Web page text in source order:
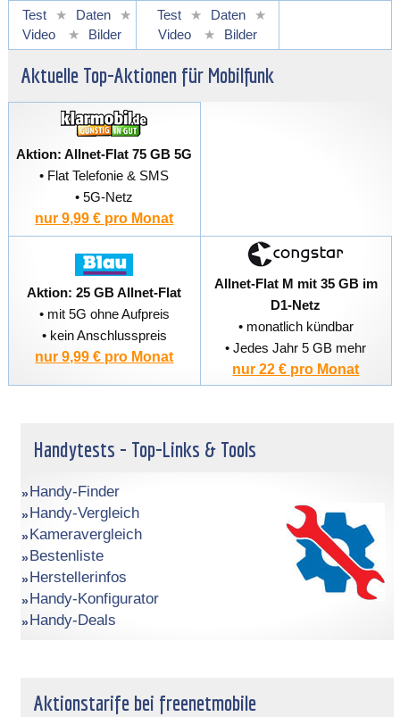
Test ★ Daten
★
Video
★ Bilder
Test ★ Daten
★
Video
★ Bilder
Aktuelle Top-Aktionen für Mobilfunk
Aktion: Allnet-Flat 75 GB 5G
• Flat Telefonie & SMS
• 5G-Netz
nur 9,99 € pro Monat
Aktion: 25 GB Allnet-Flat
• mit 5G ohne Aufpreis
• kein Anschlusspreis
nur 9,99 € pro Monat
Allnet-Flat M mit 35 GB im
D1-Netz
• monatlich kündbar
• Jedes Jahr 5 GB mehr
nur 22 € pro Monat
Handytests - Top-Links & Tools
Handy-Finder
Handy-Vergleich
Kameravergleich
Bestenliste
Herstellerinfos
Handy-Konfigurator
Handy-Deals
Aktionstarife bei freenetmobile